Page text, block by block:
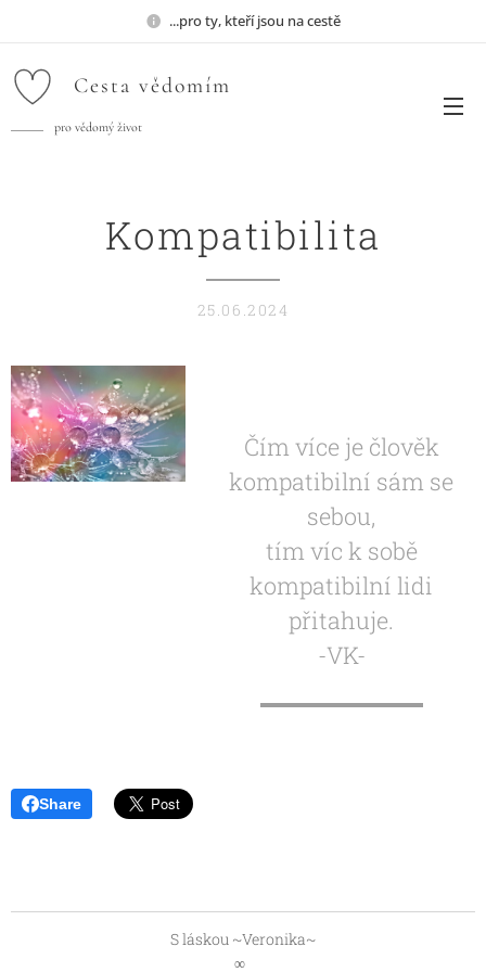
...pro ty, kteří jsou na cestě
Cesta vědomím
pro vědomý život
Kompatibilita
25.06.2024
Čím více je člověk
kompatibilní sám se
sebou,
tím víc k sobě
kompatibilní lidi
přitahuje.
-VK-
Share
S láskou ~Veronika~
∞